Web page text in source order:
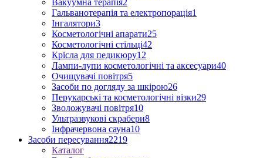
Вакуумна терапія2
Гальванотерапія та електропорація1
Інгалятори3
Косметологічні апарати25
Косметологічні стільці42
Крісла для педикюру12
Лампи-лупи косметологічні та аксесуари40
Очищувачі повітря5
Засоби по догляду за шкірою26
Перукарські та косметологічні візки29
Зволожувачі повітря10
Ультразвукові скрабери8
Інфрачервона сауна10
Засоби пересування2219
Каталог